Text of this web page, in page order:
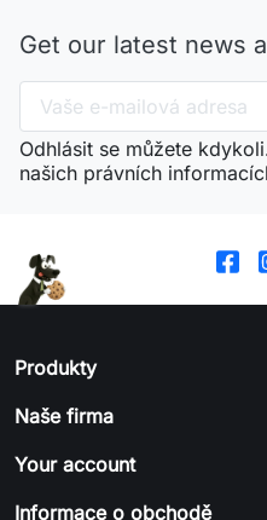
Get our latest news
Odhlásit se můžete
našich právních
Produkty
Naše firma
Your account
Informace o obchodě